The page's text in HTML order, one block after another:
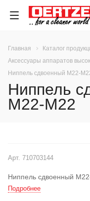
Главная
Каталог
Аксессуары аппаратов
Ниппель сдвоенный М22-
Ниппель
М22-М22
Арт. 710703144
Ниппель сдвоенный
Подробнее